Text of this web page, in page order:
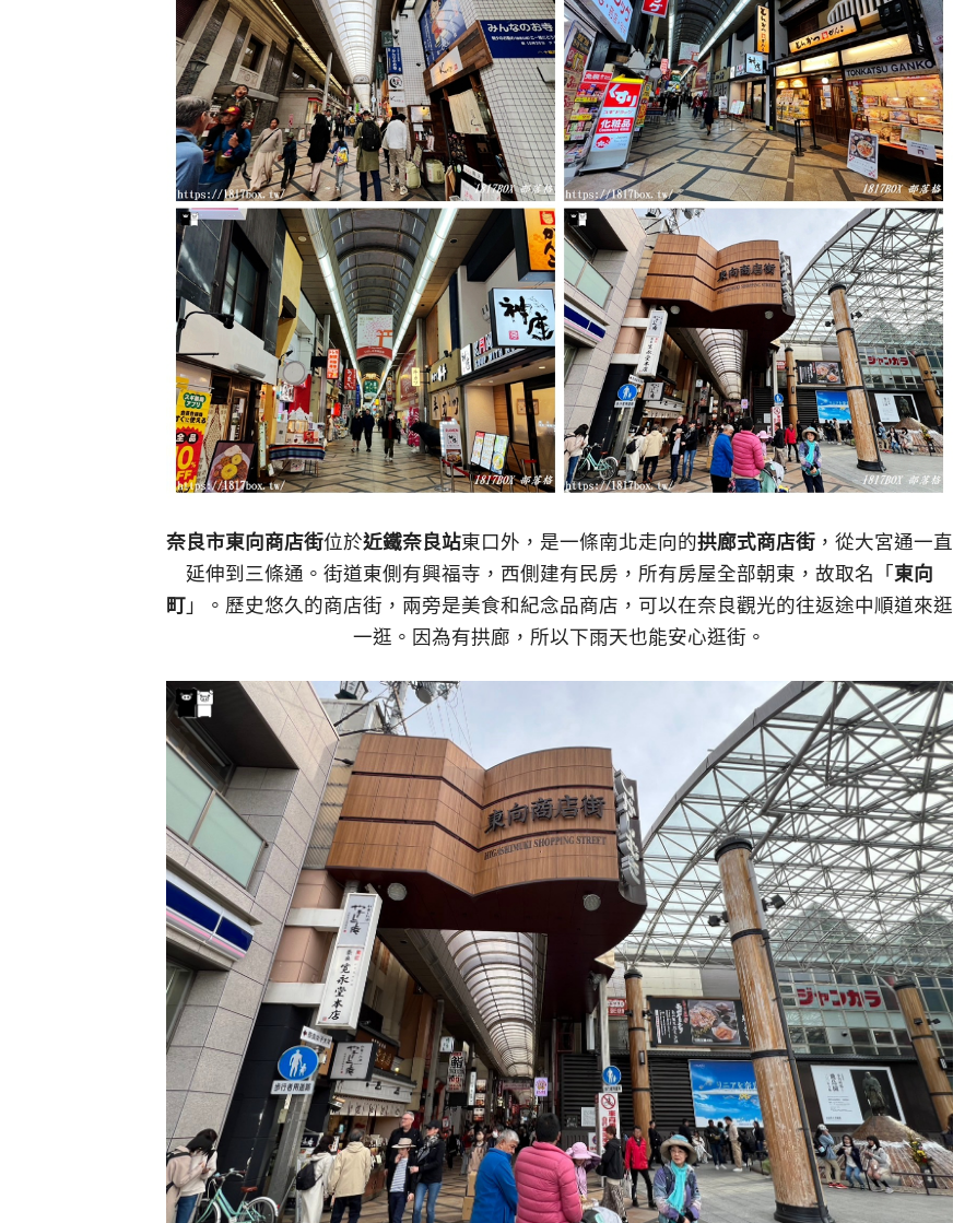
奈良市東向商店街位於近鐵奈良站東口外，是一條南北走向的拱廊式商店街 ，從大宮通一直
延伸到三條通。街道東側有興福寺，西側建有民房，所有房屋全部朝東，故取名「 東向
町 」。歷史悠久的商店街，兩旁是美食和紀念品商店，可以在奈良觀光的往返途中順道來逛
一逛。因為有拱廊，所以下雨天也能安心逛街。